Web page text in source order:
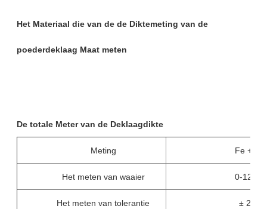
Het Materiaal die van de de Diktemeting van de
poederdeklaag Maat meten
De totale Meter van de Deklaagdikte
Meting Fe +
Het meten van waaier 0-1250
Het meten van tolerantie ± 2.5 µ